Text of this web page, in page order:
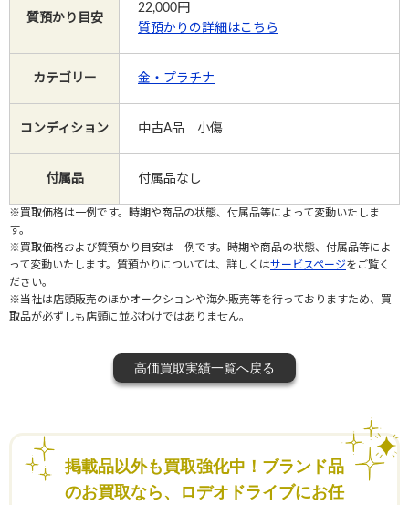
Instagram
質預かり目安
22,000円
質預かりの詳細はこちら
カテゴリー 金・プラチナ
コンディション 中古A品 小傷
付属品 付属品なし
※買取価格は一例です。時期や商品の状態、付属品等によって変動いたしま
す。
※買取価格および質預かり目安は一例です。時期や商品の状態、付属品等によ
って変動いたします。質預かりについては、詳しくはサービスページをご覧く
ださい。
※当社は店頭販売のほかオークションや海外販売等を行っておりますため、買
取品が必ずしも店頭に並ぶわけではありません。
高価買取実績一覧へ戻る
掲載品以外も買取強化中！ブランド品
のお買取なら、ロデオドライブにお任